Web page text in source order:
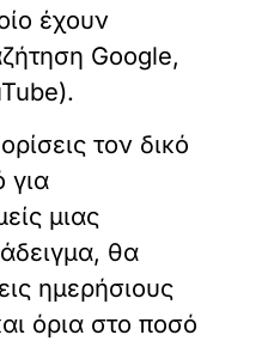
έχουν
Google,
τον δικό
για
μιας
θα
ημερήσιους
όρια στο ποσό